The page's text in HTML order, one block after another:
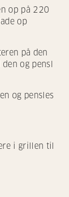
op på 220
op
på den
og pensl
og pensles
i grillen til